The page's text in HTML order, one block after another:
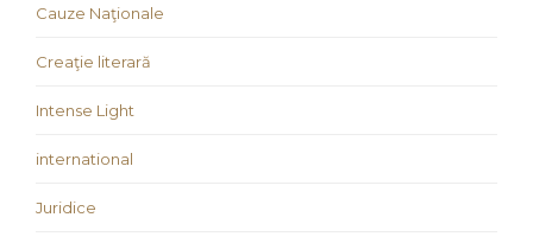
Cauze Naţionale
Creaţie literară
Intense Light
international
Juridice